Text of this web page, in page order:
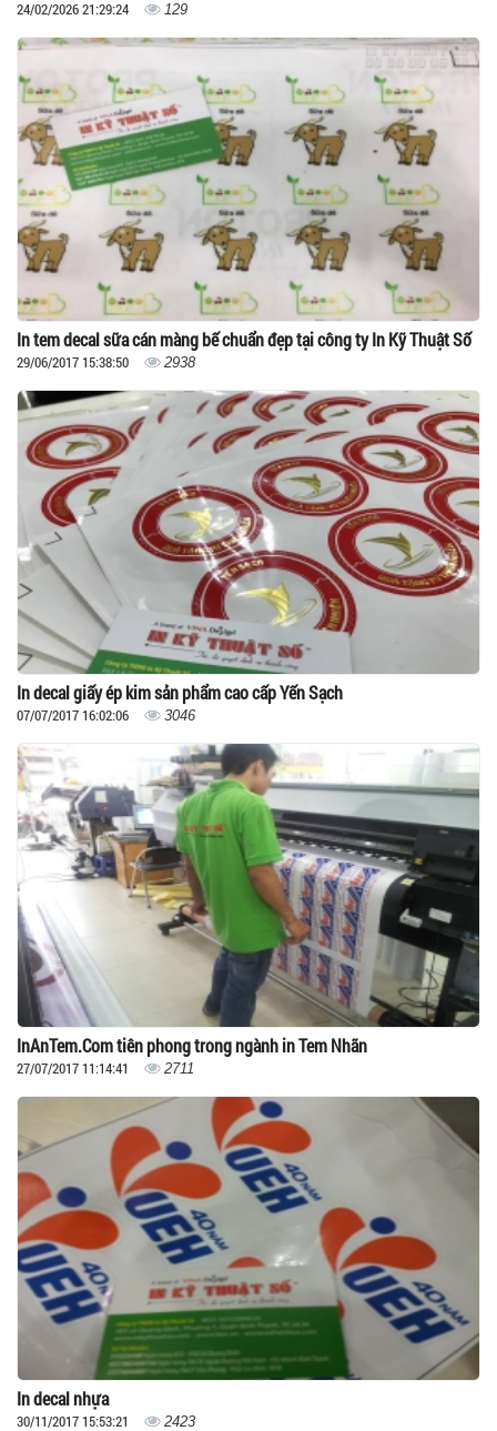
24/02/2026 21:29:24 129
In tem decal sữa cán màng bế chuẩn đẹp tại công ty In Kỹ Thuật Số
29/06/2017 15:38:50 2938
In decal giấy ép kim sản phẩm cao cấp Yến Sạch
07/07/2017 16:02:06 3046
InAnTem.Com tiên phong trong ngành in Tem Nhãn
27/07/2017 11:14:41 2711
In decal nhựa
30/11/2017 15:53:21 2423